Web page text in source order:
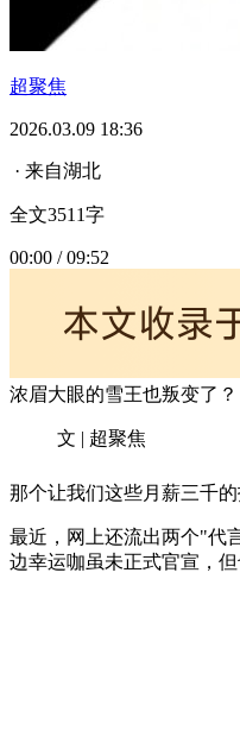
超聚焦
2026.03.09 18:36
· 来自湖北
全文3511字
00:00 / 09:52
浓眉大眼的雪王也叛变了？
文 | 超聚焦
那个让我们这些月薪三千
最近，网上还流出两个"代
边幸运咖虽未正式官宣，